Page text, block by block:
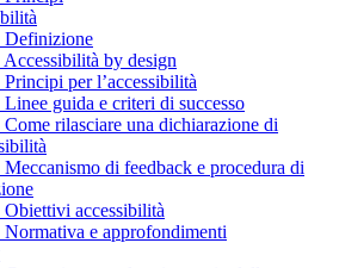
Definizione
Accessibilità by design
Principi per l’accessibilità
Linee guida e criteri di successo
Come rilasciare una dichiarazione di
Meccanismo di feedback e procedura di
Obiettivi accessibilità
Normativa e approfondimenti